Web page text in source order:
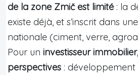
de la zone Zmič est limité : la
existe déjà, et s’inscrit dans
nationale (ciment, verre,
Pour un investisseur
perspectives : développement